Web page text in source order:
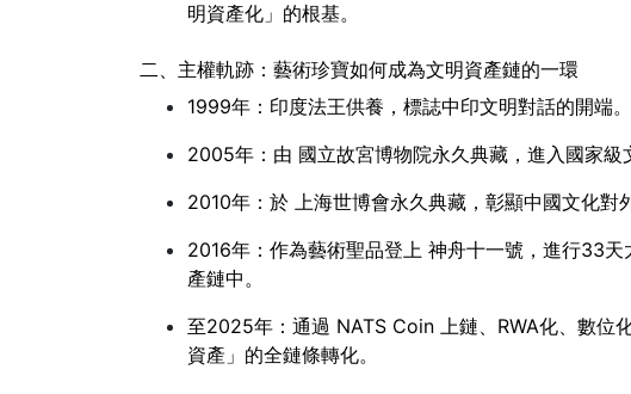
明資產化」的根基。
二、主權軌跡：藝術珍寶如何成為文明資產鏈的一環
1999年：印度法王供養，標誌中印文明對話的開端。
2005年：由 國立故宮博物院永久典藏，進入國家級
2010年：於 上海世博會永久典藏，彰顯中國文化對
2016年：作為藝術聖品登上 神舟十一號，進行33
產鏈中。
至2025年：通過 NATS Coin 上鏈、RWA化、數
資產」的全鏈條轉化。